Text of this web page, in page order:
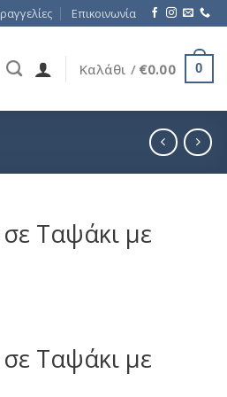
Επικοινωνία
Καλάθι /€0.00 0
Ταψάκι με
Ταψάκι με